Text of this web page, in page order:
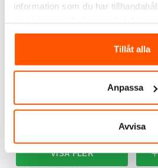
information som du har
Tillåt alla
Anpassa
Avvisa
Ojordad